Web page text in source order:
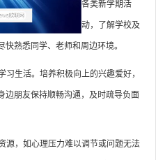
各类新学期活
动，了解学校及
熟悉同学、老师和周边环境。
生活。培养积极向上的兴趣爱好，
边朋友保持顺畅沟通，及时疏导负面
，如心理压力难以调节或问题无法